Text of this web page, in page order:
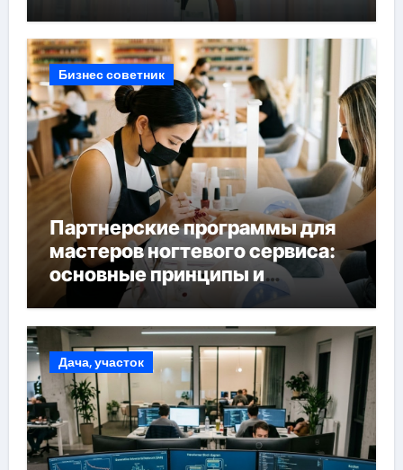
Бизнес советник
Партнерские программы для
мастеров ногтевого сервиса:
основные принципы и
форматы участия
Дача, участок